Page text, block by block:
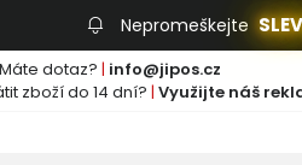
Nepromeškejte
Máte dotaz? | info@jipos.cz
zboží do 14 dní? | Využijte náš